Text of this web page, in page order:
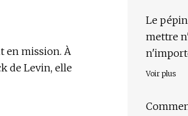
en mission. À
de Levin, elle
Le
mettre
Voir plus